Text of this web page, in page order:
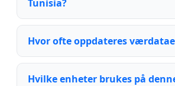
Tunisia?
Hvor ofte oppdateres
Hvilke enheter brukes på